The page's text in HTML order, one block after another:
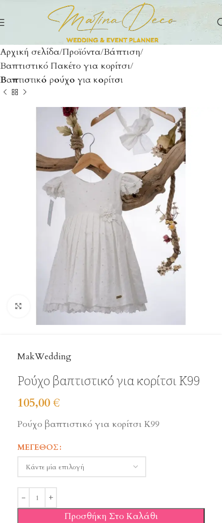
Αρχική σελίδα Προϊόντα Βάπτιση
Βαπτιστικό Πακέτο για κορίτσι
Βαπτιστικό ρούχο για κορίτσι
Click to enlarge
MakWedding
Ρούχο βαπτιστικό για κορίτσι Κ99
105,00€
Ρούχο βαπτιστικό για κορίτσι Κ99
ΜΈΓΕΘΟΣ
Προσθήκη Στο Καλάθι